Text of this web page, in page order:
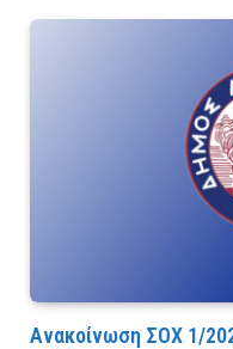
Ανακοίνωση ΣΟΧ 1/